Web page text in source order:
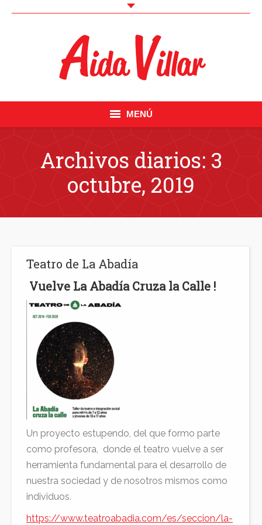
MENÚ
Docencia
Contacto
Archivos diarios: 3
octubre, 2019
Teatro de La Abadía
Vuelve La Abadía Cruza la Calle !
Un proyecto estupendo, del que formo parte
como profesora, donde el teatro vuelve a ser
herramienta fundamental para el desarrollo de
nuestra sociedad y de nosotros mismos como
individuos.
https://www.teatroabadia.com/es/seccion/la-